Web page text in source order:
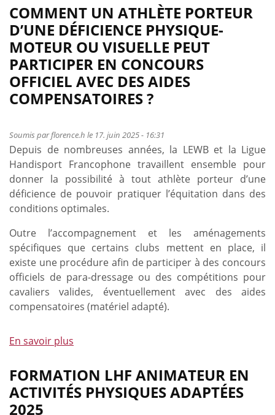
de
Des
podiums
internationaux
en
saut
d’obstacles,
para-
dressage
!
COMMENT UN ATHLÈTE PORTEUR
D’UNE DÉFICIENCE PHYSIQUE-
MOTEUR OU VISUELLE PEUT
PARTICIPER EN CONCOURS
OFFICIEL AVEC DES AIDES
COMPENSATOIRES ?
Soumis parflorence.h le 17. juin 2025 - 16:31
Depuis de nombreuses années, la LEWB et la Ligue
Handisport Francophone travaillent ensemble pour
donner la possibilité à tout athlète porteur d’une
déficience de pouvoir pratiquer l’équitation dans des
conditions optimales.
Outre l’accompagnement et les aménagements
spécifiques que certains clubs mettent en place, il
existe une procédure afin de participer à des concours
officiels de para-dressage ou des compétitions pour
cavaliers valides, éventuellement avec des aides
compensatoires (matériel adapté).
En savoir plus
de
Comment
un
FORMATION LHF ANIMATEUR EN
ACTIVITÉS PHYSIQUES ADAPTÉES
2025